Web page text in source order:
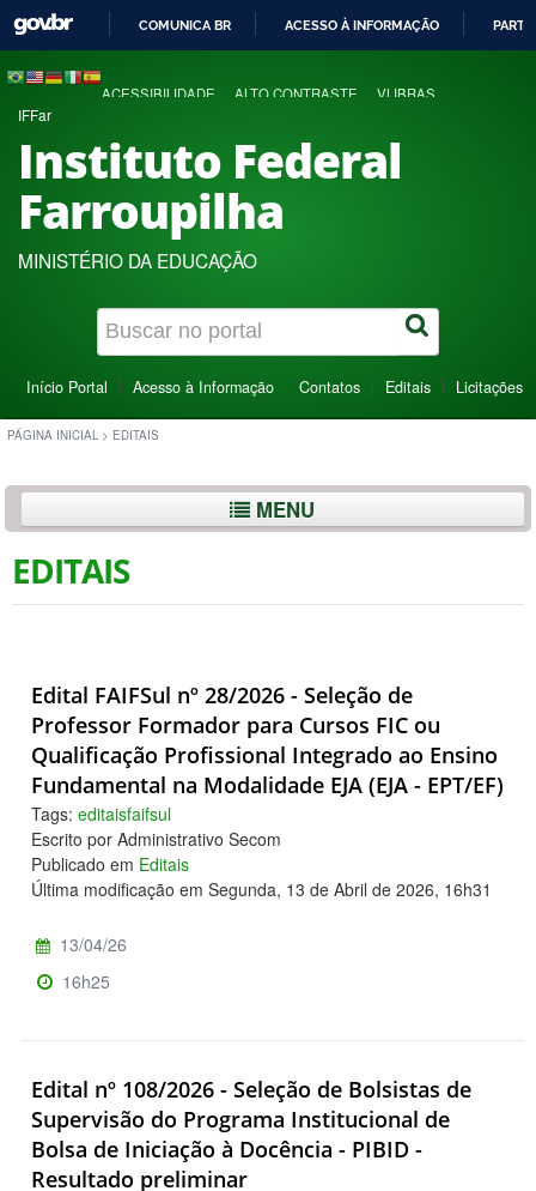
COMUNICA BR ACESSO À INFORMAÇÃO
ACESSIBILIDADE ALTO CONTRASTE VLIBRAS
IFFar
Instituto Federal
Farroupilha
MINISTÉRIO DA EDUCAÇÃO
Início Portal Acesso à Informação Contatos Editais Licitações
PÁGINA INICIAL > EDITAIS
MENU
EDITAIS
Edital FAIFSul nº 28/2026 - Seleção de
Professor Formador para Cursos FIC ou
Qualificação Profissional Integrado ao Ensino
Fundamental na Modalidade EJA (EJA - EPT/EF)
Tags: editaisfaifsul
Escrito por Administrativo Secom
Publicado em Editais
Última modificação em Segunda, 13 de Abril de 2026, 16h31
13/04/26
16h25
Edital nº 108/2026 - Seleção de Bolsistas de
Supervisão do Programa Institucional de
Bolsa de Iniciação à Docência - PIBID -
Resultado preliminar